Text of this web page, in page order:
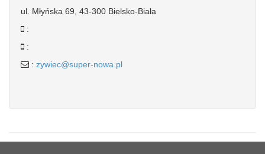
ul. Młyńska 69, 43-300 Bielsko-Biała
:
:
: zywiec@super-nowa.pl